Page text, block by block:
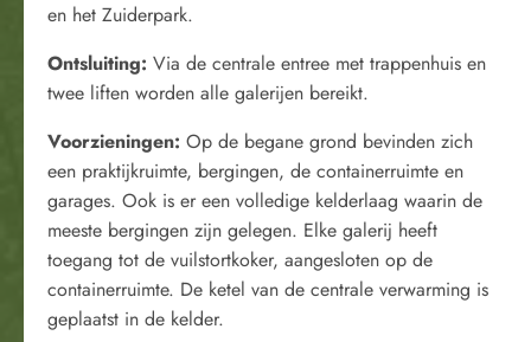
en het Zuiderpark.
Ontsluiting: Via de centrale entree met trappenhuis en
twee liften worden alle galerijen bereikt.
Voorzieningen: Op de begane grond bevinden zich
een praktijkruimte, bergingen, de containerruimte en
garages. Ook is er een volledige kelderlaag waarin de
meeste bergingen zijn gelegen. Elke galerij heeft
toegang tot de vuilstortkoker, aangesloten op de
containerruimte. De ketel van de centrale verwarming is
geplaatst in de kelder.